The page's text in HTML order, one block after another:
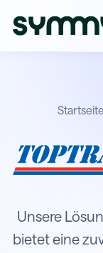
Startseite
Unsere
bietet eine